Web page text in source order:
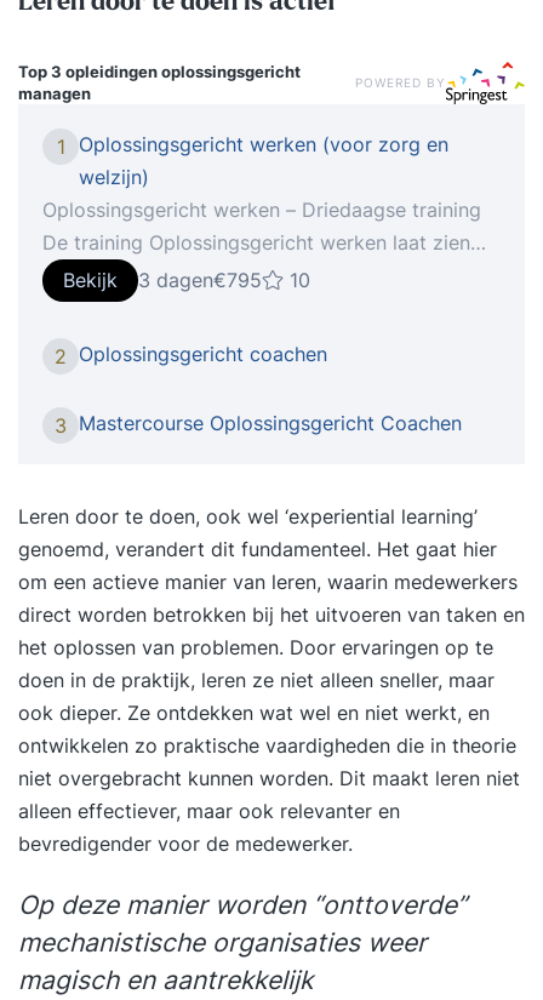
Top 3 opleidingenoplossingsgericht
managen
POWERED BY
1
Oplossingsgericht werken (voor zorg en
welzijn)
Oplossingsgericht werken – Driedaagse training
De training Oplossingsgericht werken laat zien
dat werken met cliënten, collega’s en andere
mensen om je heen vaak beter, sneller en ook
leuker kan. Je helpt hen om de aandacht te
richten op de sterke kanten en hulpbronnen die
toekomstbeeld werkelijkheid te laten worden.
oplossingsgerichte therapie en is de
pragmatische toepassing van een aantal
principes, die wellicht het beste te omschrijven is
als het vinden van de meest directe weg naar wat
werkt. Dat kan voor iedereen anders zijn.
Oplossingsgericht werken kan worden
beschouwd als een vorm van cognitieve
gedragstherapie, waarbij de focus niet ligt op de
reductie of het verdwijnen van ongewenst
(probleem)gedrag, maar op de toename van
gewenst gedrag. Het gaat hierbij om het gebruik
De toepassing hiervan ga je leren in deze
driedaagse training.
Bekijk 3 dagen€795 10
2 Oplossingsgericht coachen
3 Mastercourse Oplossingsgericht Coachen
Leren door te doen, ook wel ‘experiential learning’
genoemd, verandert dit fundamenteel. Het gaat hier
om een actieve manier van leren, waarin medewerkers
direct worden betrokken bij het uitvoeren van taken en
het oplossen van problemen. Door ervaringen op te
doen in de praktijk, leren ze niet alleen sneller, maar
ook dieper. Ze ontdekken wat wel en niet werkt, en
ontwikkelen zo praktische vaardigheden die in theorie
niet overgebracht kunnen worden. Dit maakt leren niet
alleen effectiever, maar ook relevanter en
bevredigender voor de medewerker.
Op deze manier worden “onttoverde”
mechanistische organisaties weer
magisch en aantrekkelijk